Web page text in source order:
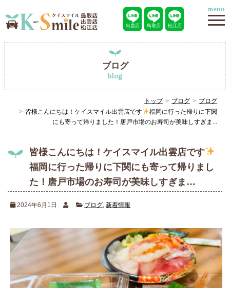
出雲店 鳥取店 松江店
menu
ブログ
blog
トップ ブログ
ブログ
皆様こんにちは！ケイスマイル出雲店です
福岡に行った帰りに下関
にも寄って帰りました！唐戸市場のお寿司が美味しすぎま...
皆様こんにちは！ケイスマイル出雲店です
福岡に行った帰りに下関にも寄って帰りまし
た！唐戸市場のお寿司が美味しすぎま…
2024年6月1日 ブログ 新着情報